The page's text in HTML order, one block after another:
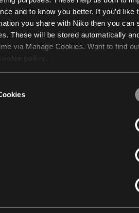
and to know you better. If you’d like
you share with Niko then you can
These will be stored automatically
via Manage Cookies. Want to find
.
parties
who may receive and